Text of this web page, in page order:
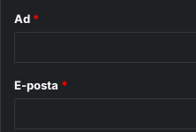
Ad *
E-posta *